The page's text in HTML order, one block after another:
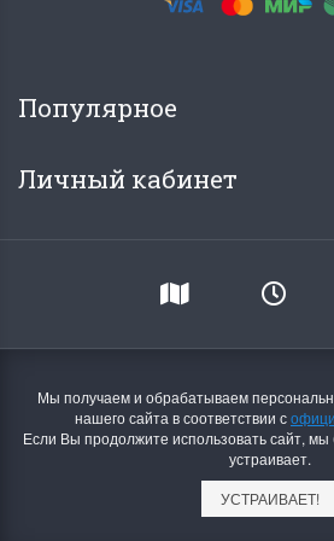
Willow Swan
Отличный набор, канва,
1 апреля 2026 14:55
Популярное
Личный кабинет
Мы получаем и обрабатываем
нашего сайта в соответствии с
Если Вы продолжите использовать сайт, мы
устраивает.
УСТРАИВАЕТ!